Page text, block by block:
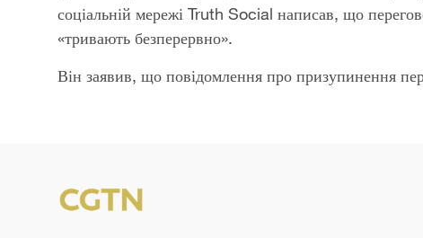
соціальній мережі Truth Social написав, що
«тривають безперервно».
Він заявив, що повідомлення про призупинення